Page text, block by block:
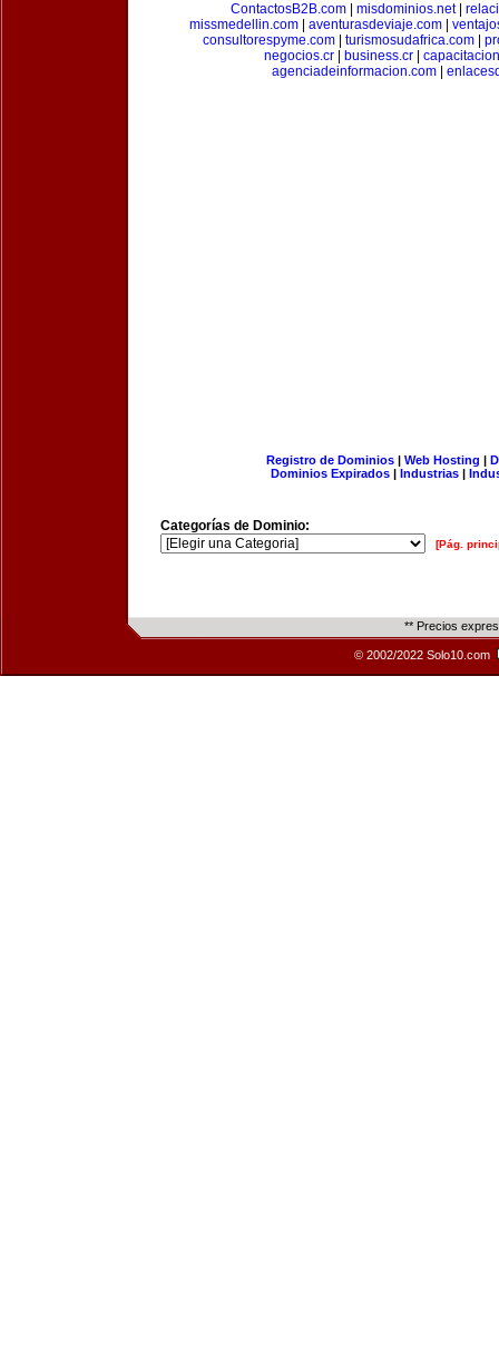
ContactosB2B.com
misdominios.net|
missmedellin.com
aventurasdeviaje.com
consultorespyme.com| turismosudafrica.com|
negocios.cr| business.cr|
agenciadeinformacion.com
Registro de Dominios| Web Hosting |
Dominios Expirados | Industrias |
Categorías de Dominio:
[Pág.
** Precios
© 2002/2022 Solo10.com